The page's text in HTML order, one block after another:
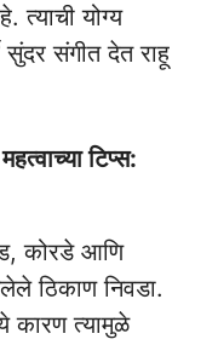
त्याची योग्य
सुंदर संगीत देत राहू
टिप्स:
कोरडे आणि
ठिकाण निवडा.
कारण त्यामुळे